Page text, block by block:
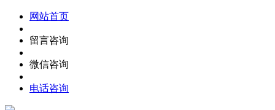
网站首页
留言咨询
微信咨询
电话咨询